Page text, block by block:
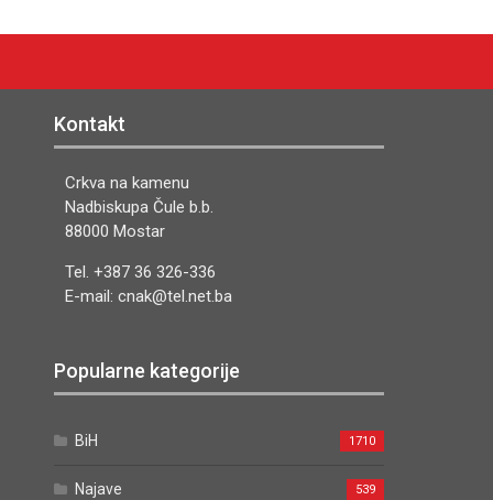
Kontakt
Crkva na kamenu
Nadbiskupa Čule b.b.
88000 Mostar
Tel. +387 36 326-336
E-mail: cnak@tel.net.ba
Popularne kategorije
BiH 1710
Najave 539